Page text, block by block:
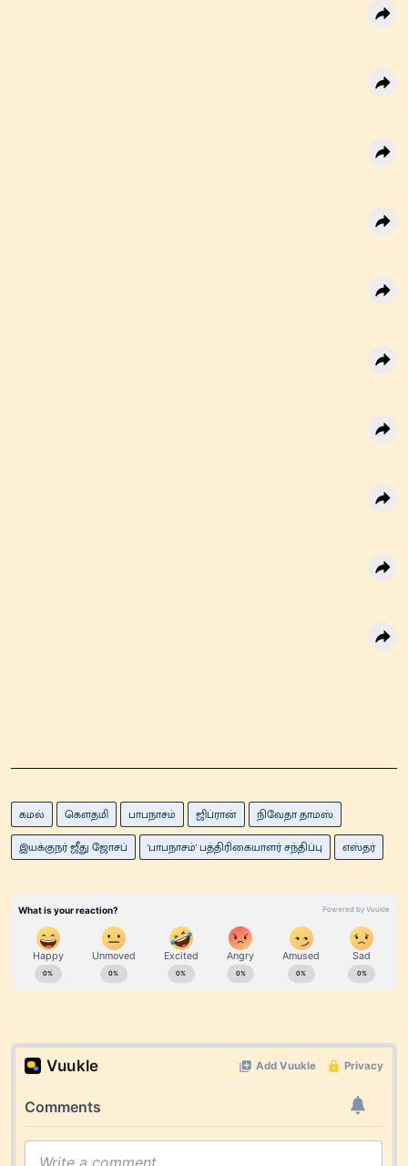
கமல் கெளதமி பாபநாசம் ஜிப்ரான்
நிவேதா தாமஸ்
இயக்குநர் ஜீது ஜோசப்
'பாபநாசம்' பத்திரிகையாளர் சந்திப்பு எஸ்தர்